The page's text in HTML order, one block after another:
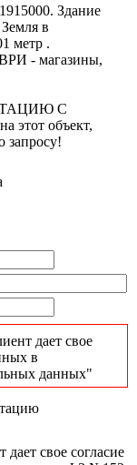
Здание
в
метр .
- магазины,
С
объект,
запросу!
дает свое
в
данных"
свое согласие